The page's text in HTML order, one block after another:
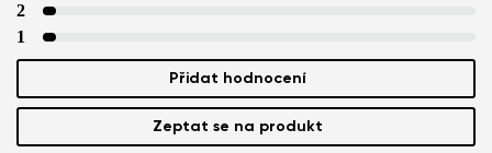
2
1
Přidat hodnocení
Zeptat se na produkt